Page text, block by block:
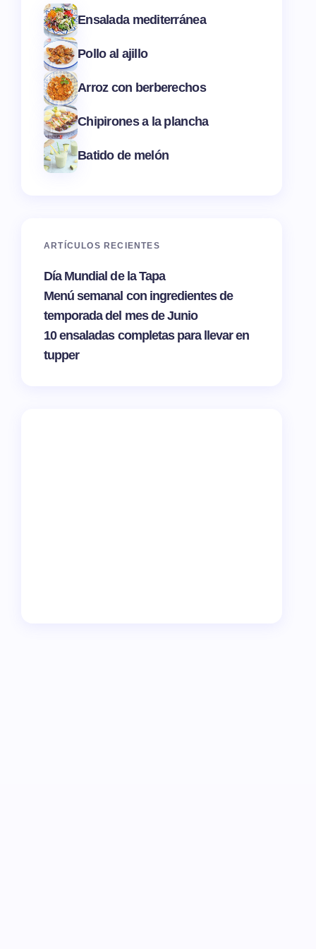
Ensalada mediterránea
Pollo al ajillo
Arroz con berberechos
Chipirones a la plancha
Batido de melón
ARTÍCULOS RECIENTES
Día Mundial de la Tapa
Menú semanal con ingredientes de
temporada del mes de Junio
10 ensaladas completas para llevar en
tupper